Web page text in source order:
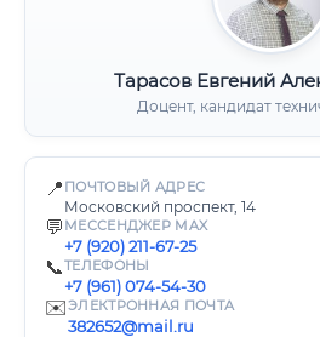
Тарасов Евгений
Доцент, кандидат
📍 ПОЧТОВЫЙ АДРЕС
Московский проспект, 14
💬 МЕССЕНДЖЕР MAX
+7 (920) 211-67-25
📞ТЕЛЕФОНЫ
+7 (961) 074-54-30
✉️ЭЛЕКТРОННАЯ ПОЧТА
382652@mail.ru